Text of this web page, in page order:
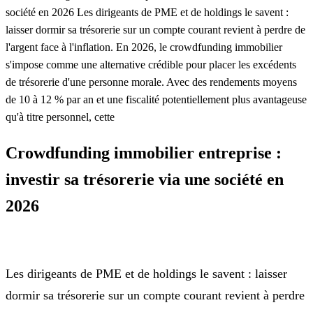
société en 2026 Les dirigeants de PME et de holdings le savent :
laisser dormir sa trésorerie sur un compte courant revient à perdre de
l'argent face à l'inflation. En 2026, le crowdfunding immobilier
s'impose comme une alternative crédible pour placer les excédents
de trésorerie d'une personne morale. Avec des rendements moyens
de 10 à 12 % par an et une fiscalité potentiellement plus avantageuse
qu'à titre personnel, cette
Crowdfunding immobilier entreprise :
investir sa trésorerie via une société en
2026
Les dirigeants de PME et de holdings le savent : laisser
dormir sa trésorerie sur un compte courant revient à perdre